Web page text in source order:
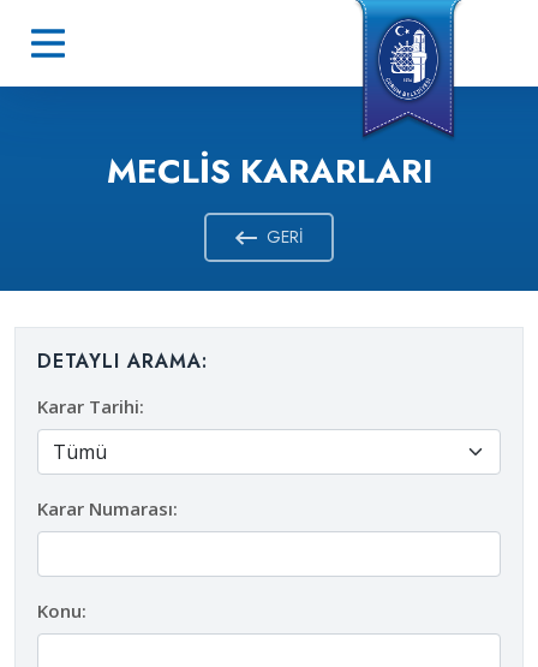
MECLIS KARARLARI
GERI
DETAYLI ARAMA:
Karar Tarihi:
Karar Numarası:
Konu: